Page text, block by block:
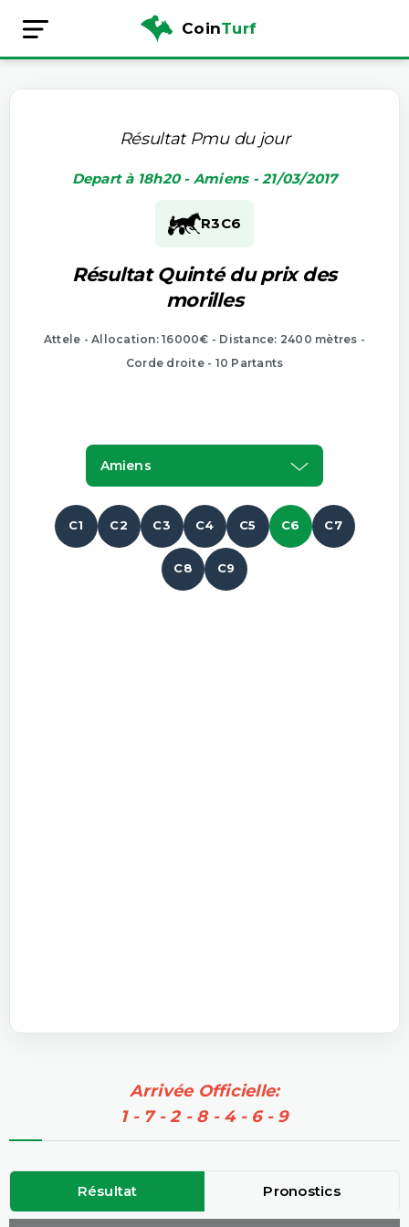
CoinTurf
Résultat Pmu du jour
Depart à 18h20 - Amiens - 21/03/2017
R3C6
Résultat Quinté du prix des
morilles
Attele - Allocation: 16000€ - Distance: 2400 mètres -
Corde droite - 10 Partants
Amiens
C1 C2 C3 C4 C5 C6 C7
C8 C9
Arrivée Officielle:
1 - 7 - 2 - 8 - 4 - 6 - 9
Résultat Pronostics